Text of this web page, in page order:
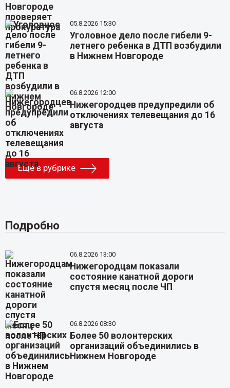
05.8.2026 15:30
Уголовное дело после гибели 9-
летнего ребенка в ДТП возбудили
в Нижнем Новгороде
06.8.2026 12:00
Нижегородцев предупредили об
отключениях телевещания до 16
августа
Еще в рубрике
Подробно
06.8.2026 13:00
Нижегородцам показали
состояние канатной дороги
спустя месяц после ЧП
06.8.2026 08:30
Более 50 волонтерских
организаций объединились в
Нижнем Новгороде